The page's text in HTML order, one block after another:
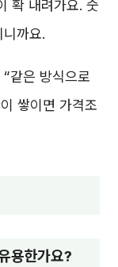
확 내려가요. 숫
까요.
같은 방식으로
쌓이면 가격조
용한가요?